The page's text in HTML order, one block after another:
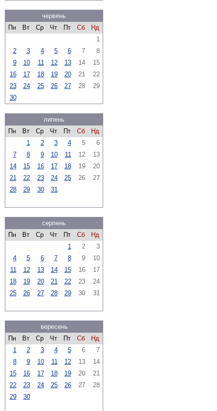
червень
Пн
Вт Ср Чт Пт Сб
Нд
1
2
3 4 5 6 7
8
9
10 11 12 13 14
15
16
17 18 19 20 21
22
23
24 25 26 27 28
29
30
липень
Пн
Вт Ср Чт Пт Сб
Нд
1
2 3 4 5
6
7
8 9 10 11 12
13
14
15 16 17 18 19
20
21
22 23 24 25 26
27
28
29 30 31
серпень
Пн
Вт Ср Чт Пт Сб
Нд
1
2
3
4
5 6 7 8 9
10
11
12 13 14 15 16
17
18
19 20 21 22 23
24
25
26 27 28 29 30 31
вересень
Пн
Вт Ср Чт Пт Сб
Нд
1
2 3 4 5 6
7
8
9 10 11 12 13
14
15
16 17 18 19 20
21
22
23 24 25 26 27
28
29
30